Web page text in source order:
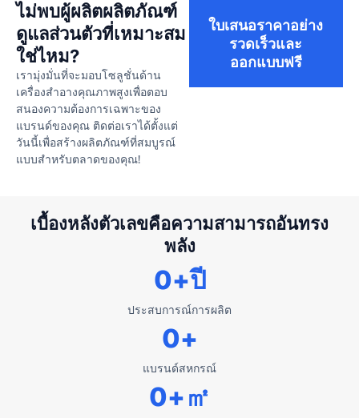
ไม่พบผู้ผลิตผลิตภัณฑ์
ดูแลส่วนตัวที่เหมาะสม
ใช่ไหม?
เรามุ่งมั่นที่จะมอบโซลูชั่นด้าน
เครื่องสำอางคุณภาพสูงเพื่อตอบ
สนองความต้องการเฉพาะของ
แบรนด์ของคุณ ติดต่อเราได้ตั้งแต่
วันนี้เพื่อสร้างผลิตภัณฑ์ที่สมบูรณ์
แบบสำหรับตลาดของคุณ!
ใบเสนอราคาอย่าง
รวดเร็วและ
ออกแบบฟรี
เบื้องหลังตัวเลขคือความสามารถอันทรง
พลัง
ประสบการณ์การผลิต
0+ปี
แบรนด์สหกรณ์
0+
0+㎡